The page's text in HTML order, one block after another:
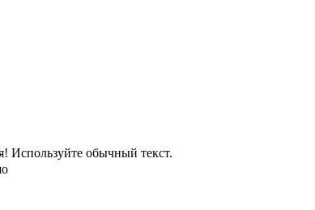
Используйте обычный текст.